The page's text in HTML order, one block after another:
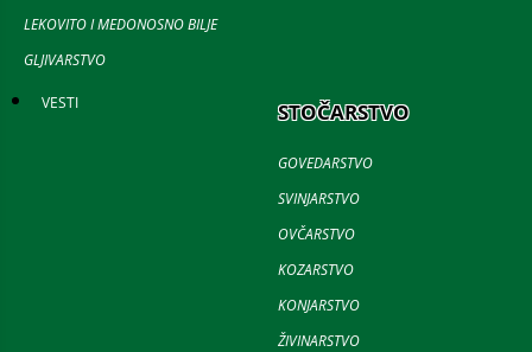
LEKOVITO I MEDONOSNO BILJE
GLJIVARSTVO
VESTI STOČARSTVO
GOVEDARSTVO
SVINJARSTVO
OVČARSTVO
KOZARSTVO
KONJARSTVO
ŽIVINARSTVO